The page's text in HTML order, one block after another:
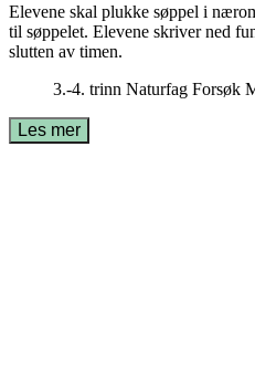
Elevene skal plukke søppel i
til søppelet. Elevene skriver ned
slutten av timen.
3.-4. trinn Naturfag Forsøk
Les mer